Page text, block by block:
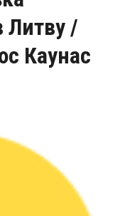
Литву /
Каунас